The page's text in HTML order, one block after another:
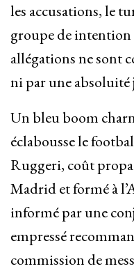
les accusations, le
groupe de intention
allégations ne sont
ni par une
Un bleu boom
éclabousse le
Ruggeri, coût
Madrid et formé à
informé par une
empressé
commission de